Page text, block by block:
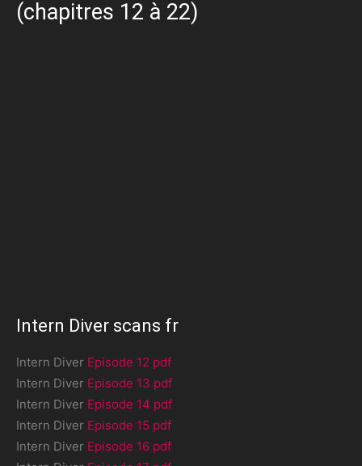
(chapitres 12 à 22)
Intern Diver scans fr
Intern Diver Episode 12 pdf
Intern Diver Episode 13 pdf
Intern Diver Episode 14 pdf
Intern Diver Episode 15 pdf
Intern Diver Episode 16 pdf